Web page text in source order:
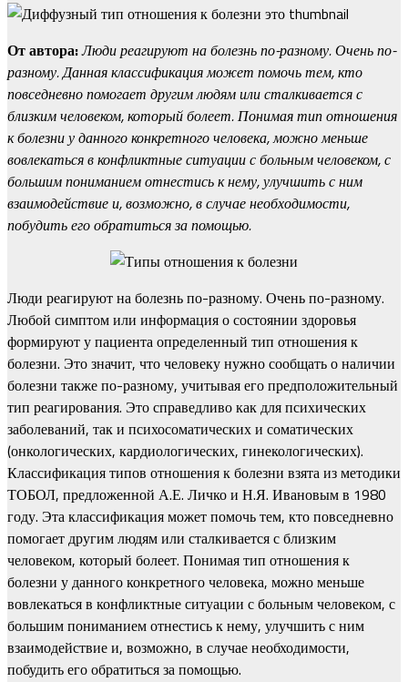
От автора:Люди реагируют на болезнь по-разному. Очень по-
разному. Данная классификация может помочь тем, кто
повседневно помогает другим людям или сталкивается с
близким человеком, который болеет. Понимая тип отношения
к болезни у данного конкретного человека, можно меньше
вовлекаться в конфликтные ситуации с больным человеком, с
большим пониманием отнестись к нему, улучшить с ним
взаимодействие и, возможно, в случае необходимости,
побудить его обратиться за помощью.
Люди реагируют на болезнь по-разному. Очень по-разному.
Любой симптом или информация о состоянии здоровья
формируют у пациента определенный тип отношения к
болезни. Это значит, что человеку нужно сообщать о наличии
болезни также по-разному, учитывая его предположительный
тип реагирования. Это справедливо как для психических
заболеваний, так и психосоматических и соматических
(онкологических, кардиологических, гинекологических).
Классификация типов отношения к болезни взята из методики
ТОБОЛ, предложенной А.Е. Личко и Н.Я. Ивановым в 1980
году. Эта классификация может помочь тем, кто повседневно
помогает другим людям или сталкивается с близким
человеком, который болеет. Понимая тип отношения к
болезни у данного конкретного человека, можно меньше
вовлекаться в конфликтные ситуации с больным человеком, с
большим пониманием отнестись к нему, улучшить с ним
взаимодействие и, возможно, в случае необходимости,
побудить его обратиться за помощью.